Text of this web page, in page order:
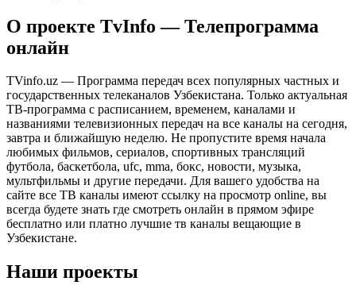
О проекте TvInfo — Телепрограмма
онлайн
TVinfo.uz — Программа передач всех популярных частных и
государственных телеканалов Узбекистана. Только актуальная
ТВ-программа с расписанием, временем, каналами и
названиями телевизионных передач на все каналы на сегодня,
завтра и ближайшую неделю. Не пропустите время начала
любимых фильмов, сериалов, спортивных трансляций
футбола, баскетбола, ufc, mma, бокс, новости, музыка,
мультфильмы и другие передачи. Для вашего удобства на
сайте все ТВ каналы имеют ссылку на просмотр online, вы
всегда будете знать где смотреть онлайн в прямом эфире
бесплатно или платно лучшие тв каналы вещающие в
Узбекистане.
Наши проекты